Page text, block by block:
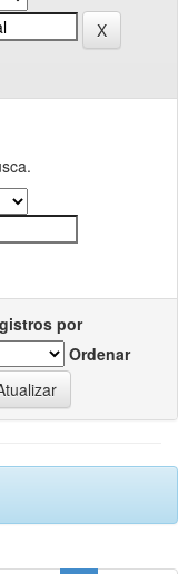
por
Ordenar